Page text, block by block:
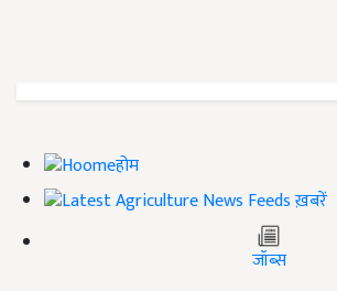
होम
ख़बरें
जॉब्स